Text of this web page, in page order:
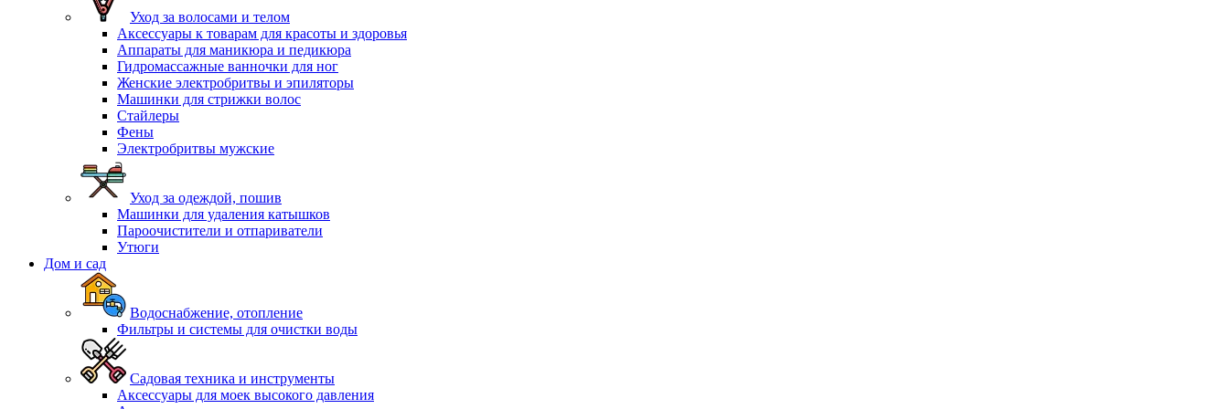
Уход за волосами и телом
Аксессуары к товарам для красоты и здоровья
Аппараты для маникюра и педикюра
Гидромассажные ванночки для ног
Женские электробритвы и эпиляторы
Машинки для стрижки волос
Стайлеры
Фены
Электробритвы мужские
Уход за одеждой, пошив
Машинки для удаления катышков
Пароочистители и отпариватели
Утюги
Дом и сад
Водоснабжение, отопление
Фильтры и системы для очистки воды
Садовая техника и инструменты
Аксессуары для моек высокого давления